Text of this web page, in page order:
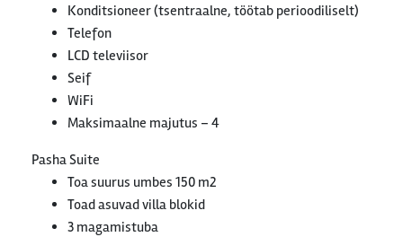
Konditsioneer (tsentraalne, töötab perioodiliselt)
Telefon
LCD televiisor
Seif
WiFi
Maksimaalne majutus – 4
Pasha Suite
Toa suurus umbes 150 m2
Toad asuvad villa blokid
3 magamistuba